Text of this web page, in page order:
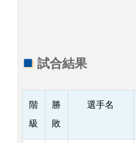
試合結果
階
級
勝
敗
選手名